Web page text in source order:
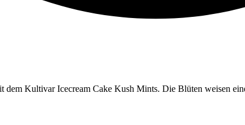
Kultivar Icecream Cake Kush Mints. Die Blüten weisen